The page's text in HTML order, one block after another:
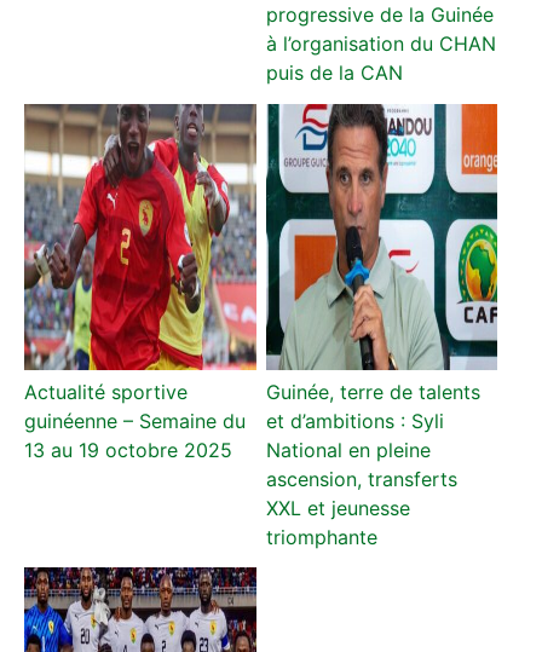
progressive de la Guinée
à l’organisation du CHAN
puis de la CAN
Actualité sportive
guinéenne – Semaine du
13 au 19 octobre 2025
Guinée, terre de talents
et d’ambitions : Syli
National en pleine
ascension, transferts
XXL et jeunesse
triomphante